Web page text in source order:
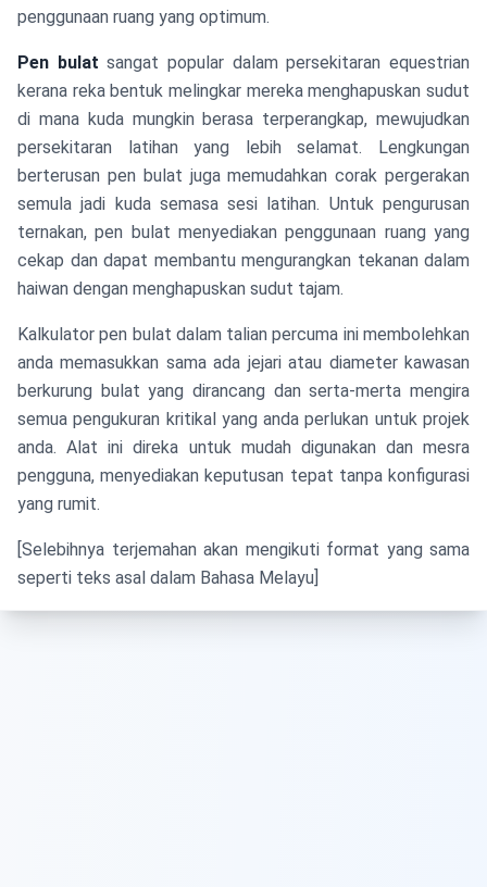
penggunaan ruang yang optimum.
Pen bulat sangat popular dalam persekitaran equestrian
kerana reka bentuk melingkar mereka menghapuskan sudut
di mana kuda mungkin berasa terperangkap, mewujudkan
persekitaran latihan yang lebih selamat. Lengkungan
berterusan pen bulat juga memudahkan corak pergerakan
semula jadi kuda semasa sesi latihan. Untuk pengurusan
ternakan, pen bulat menyediakan penggunaan ruang yang
cekap dan dapat membantu mengurangkan tekanan dalam
haiwan dengan menghapuskan sudut tajam.
Kalkulator pen bulat dalam talian percuma ini membolehkan
anda memasukkan sama ada jejari atau diameter kawasan
berkurung bulat yang dirancang dan serta-merta mengira
semua pengukuran kritikal yang anda perlukan untuk projek
anda. Alat ini direka untuk mudah digunakan dan mesra
pengguna, menyediakan keputusan tepat tanpa konfigurasi
yang rumit.
[Selebihnya terjemahan akan mengikuti format yang sama
seperti teks asal dalam Bahasa Melayu]